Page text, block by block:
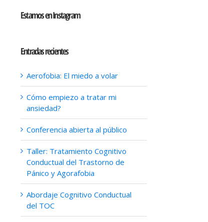
Estamos en Instagram
Entradas recientes
Aerofobia: El miedo a volar
Cómo empiezo a tratar mi
ansiedad?
Conferencia abierta al público
Taller: Tratamiento Cognitivo
Conductual del Trastorno de
Pánico y Agorafobia
Abordaje Cognitivo Conductual
del TOC